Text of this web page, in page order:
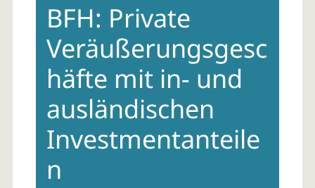
contentBFH: Private
Veräußerungsgesc
häfte mit in- und
ausländischen
Investmentanteile
n